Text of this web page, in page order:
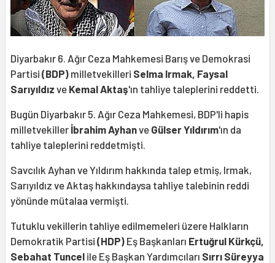
Diyarbakır 6. Ağır Ceza Mahkemesi Barış ve Demokrasi
Partisi (BDP) milletvekilleri Selma Irmak, Faysal
Sarıyıldız ve Kemal Aktaş'ın tahliye taleplerini reddetti.
Bugün Diyarbakır 5. Ağır Ceza Mahkemesi, BDP'li hapis
milletvekiller İbrahim Ayhanve Gülser Yıldırım'ın da
tahliye taleplerini reddetmişti.
Savcılık Ayhan ve Yıldırım hakkında talep etmiş, Irmak,
Sarıyıldız ve Aktaş hakkındaysa tahliye talebinin reddi
yönünde mütalaa vermişti.
Tutuklu vekillerin tahliye edilmemeleri üzere Halkların
Demokratik Partisi (HDP) Eş Başkanları Ertuğrul Kürkçü,
Sebahat Tuncel ile Eş Başkan Yardımcıları Sırrı Süreyya